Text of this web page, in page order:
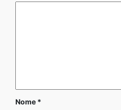
Nome *